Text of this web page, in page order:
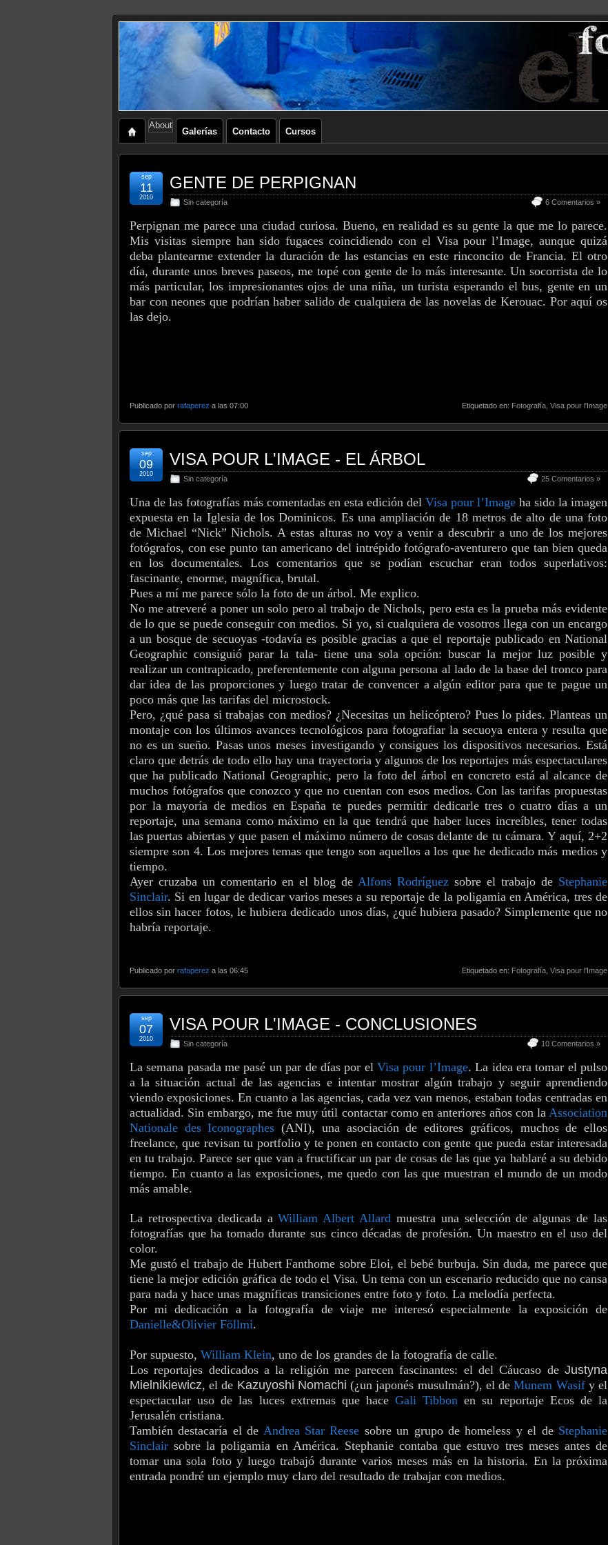
About
Galerías Contacto Cursos
GENTE DE PERPIGNAN
Sin categoría 6 Comentarios »
sep
11
2010
Perpignan me parece una ciudad curiosa. Bueno, en realidad es su gente la que me lo parece.
Mis visitas siempre han sido fugaces coincidiendo con el Visa pour l’Image, aunque quizá
deba plantearme extender la duración de las estancias en este rinconcito de Francia. El otro
día, durante unos breves paseos, me topé con gente de lo más interesante. Un socorrista de lo
más particular, los impresionantes ojos de una niña, un turista esperando el bus, gente en un
bar con neones que podrían haber salido de cualquiera de las novelas de Kerouac. Por aquí os
las dejo.
Publicado por rafaperez a las 07:00 Etiquetado en: Fotografía Visa pour l'Image
VISA POUR L'IMAGE - EL ÁRBOL
Sin categoría 25 Comentarios »
sep
09
2010
Una de las fotografías más comentadas en esta edición del Visa pour l’Image ha sido la imagen
expuesta en la Iglesia de los Dominicos. Es una ampliación de 18 metros de alto de una foto
de Michael “Nick” Nichols. A estas alturas no voy a venir a descubrir a uno de los mejores
fotógrafos, con ese punto tan americano del intrépido fotógrafo-aventurero que tan bien queda
en los documentales. Los comentarios que se podían escuchar eran todos superlativos:
fascinante, enorme, magnífica, brutal.
Pues a mí me parece sólo la foto de un árbol. Me explico.
No me atreveré a poner un solo pero al trabajo de Nichols, pero esta es la prueba más evidente
de lo que se puede conseguir con medios. Si yo, si cualquiera de vosotros llega con un encargo
a un bosque de secuoyas -todavía es posible gracias a que el reportaje publicado en National
Geographic consiguió parar la tala- tiene una sola opción: buscar la mejor luz posible y
realizar un contrapicado, preferentemente con alguna persona al lado de la base del tronco para
dar idea de las proporciones y luego tratar de convencer a algún editor para que te pague un
poco más que las tarifas del microstock.
Pero, ¿qué pasa si trabajas con medios? ¿Necesitas un helicóptero? Pues lo pides. Planteas un
montaje con los últimos avances tecnológicos para fotografiar la secuoya entera y resulta que
no es un sueño. Pasas unos meses investigando y consigues los dispositivos necesarios. Está
claro que detrás de todo ello hay una trayectoria y algunos de los reportajes más espectaculares
que ha publicado National Geographic, pero la foto del árbol en concreto está al alcance de
muchos fotógrafos que conozco y que no cuentan con esos medios. Con las tarifas propuestas
por la mayoría de medios en España te puedes permitir dedicarle tres o cuatro días a un
reportaje, una semana como máximo en la que tendrá que haber luces increíbles, tener todas
las puertas abiertas y que pasen el máximo número de cosas delante de tu cámara. Y aquí, 2+2
siempre son 4. Los mejores temas que tengo son aquellos a los que he dedicado más medios y
tiempo.
Ayer cruzaba un comentario en el blog de Alfons Rodríguez sobre el trabajo de Stephanie
Sinclair. Si en lugar de dedicar varios meses a su reportaje de la poligamia en América, tres de
ellos sin hacer fotos, le hubiera dedicado unos días, ¿qué hubiera pasado? Simplemente que no
habría reportaje.
Publicado por rafaperez a las 06:45 Etiquetado en: Fotografía, Visa pour l'Image
VISA POUR L'IMAGE - CONCLUSIONES
Sin categoría 10 Comentarios »
sep
07
2010
La semana pasada me pasé un par de días por elVisa pour l’Image. La idea era tomar el pulso
a la situación actual de las agencias e intentar mostrar algún trabajo y seguir aprendiendo
viendo exposiciones. En cuanto a las agencias, cada vez van menos, estaban todas centradas en
actualidad. Sin embargo, me fue muy útil contactar como en anteriores años con la Association
Nationale des Iconographes (ANI), una asociación de editores gráficos, muchos de ellos
freelance, que revisan tu portfolio y te ponen en contacto con gente que pueda estar interesada
en tu trabajo. Parece ser que van a fructificar un par de cosas de las que ya hablaré a su debido
tiempo. En cuanto a las exposiciones, me quedo con las que muestran el mundo de un modo
más amable.
La retrospectiva dedicada aWilliam Albert Allard muestra una selección de algunas de las
fotografías que ha tomado durante sus cinco décadas de profesión. Un maestro en el uso del
color.
Me gustó el trabajo de Hubert Fanthome sobre Eloi, el bebé burbuja. Sin duda, me parece que
tiene la mejor edición gráfica de todo el Visa. Un tema con un escenario reducido que no cansa
para nada y hace unas magníficas transiciones entre foto y foto. La melodía perfecta.
Por mi dedicación a la fotografía de viaje me interesó especialmente la exposición de
Danielle&Olivier Föllmi.
Por supuesto, William Klein, uno de los grandes de la fotografía de calle.
Los reportajes dedicados a la religión me parecen fascinantes: el del Cáucaso de Justyna
Mielnikiewicz, el de Kazuyoshi Nomachi (¿un japonés musulmán?), el deMunem Wasify el
espectacular uso de las luces extremas que haceGali Tibbon en su reportaje Ecos de la
Jerusalén cristiana.
También destacaría el de Andrea Star Reese sobre un grupo de homeless y el de Stephanie
Sinclair sobre la poligamia en América. Stephanie contaba que estuvo tres meses antes de
tomar una sola foto y luego trabajó durante varios meses más en la historia. En la próxima
entrada pondré un ejemplo muy claro del resultado de trabajar con medios.